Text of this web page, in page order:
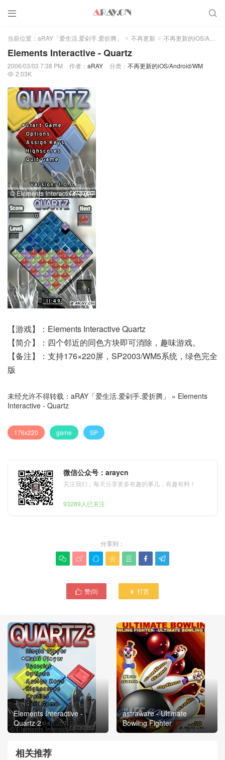
 
当前位置： aRAY「爱生活.爱剁手.爱折腾」 > 不再更新 > 不再更新的iOS/Android/WM
Elements Interactive - Quartz
2006/03/03 7:38 PM 作者： aRAY 分类： 不再更新的iOS/Android/WM
 2.03K
【游戏】：Elements Interactive Quartz
【简介】：四个邻近的同色方块即可消除，趣味游戏。
【备注】：支持176×220屏，SP2003/WM5系统，绿色完全
版
未经允许不得转载： aRAY「爱生活.爱剁手.爱折腾」 » Elements
Interactive - Quartz
176x220 game SP
微信公众号：araycn
关注我们，每天分享更多有趣的事儿，有趣有料！
93289人已关注
分享到：
      
 赞(0)  打赏
Elements Interactive -
Quartz 2
astraware - Ultimate
Bowling Fighter
相关推荐